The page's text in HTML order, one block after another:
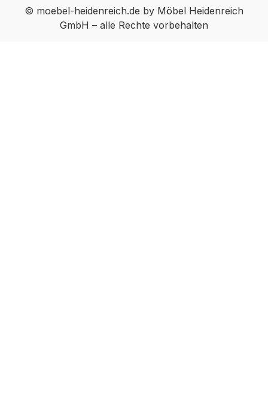
© moebel-heidenreich.de by Möbel Heidenreich
GmbH – alle Rechte vorbehalten